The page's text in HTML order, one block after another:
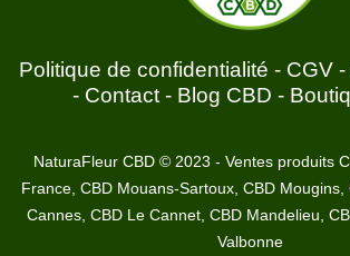
Politique de confidentialité - CGV -
- Contact- Blog CBD -
NaturaFleur CBD © 2023 - Ventes produits
France, CBD Mouans-Sartoux, CBD Mougins,
Cannes, CBD Le Cannet, CBD Mandelieu,
Valbonne